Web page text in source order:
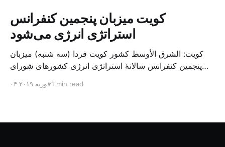
کویت میزبان پنجمین کنفرانس
استراتژی انرژی می‌شود
کویت: الشرق الأوسط کشور کویت فردا (سه شنبه) میزبان
پنجمین کنفرانس سالانهٔ استراتژی انرژی کشورهای شورای
متخصص از شرکت‌های جهانی نفت و گاز در این کنفرانس
۰۴ فوریه ۲۰۱۹1 min read